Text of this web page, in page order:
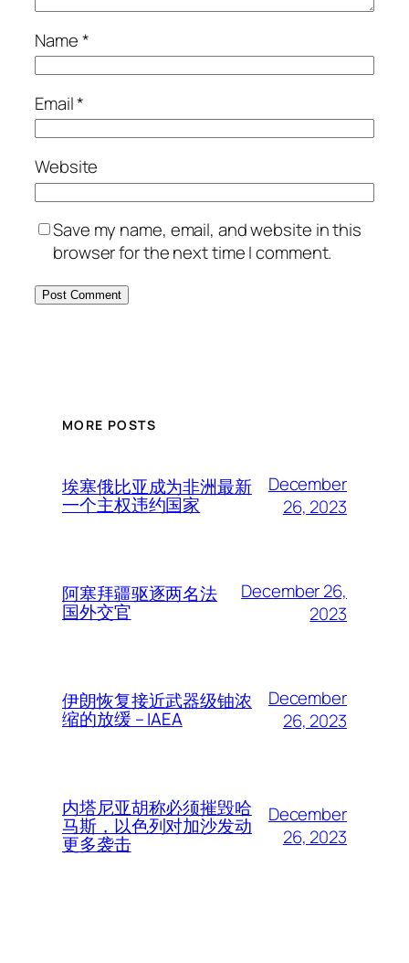
Name*
Email*
Website
Save my name, email, and website in this
browser for the next time I comment.
MORE POSTS
埃塞俄比亚成为非洲最新
一个主权违约国家
December
26, 2023
阿塞拜疆驱逐两名法
国外交官
December 26,
2023
伊朗恢复接近武器级铀浓
缩的放缓 – IAEA
December
26, 2023
内塔尼亚胡称必须摧毁哈
马斯，以色列对加沙发动
更多袭击
December
26, 2023